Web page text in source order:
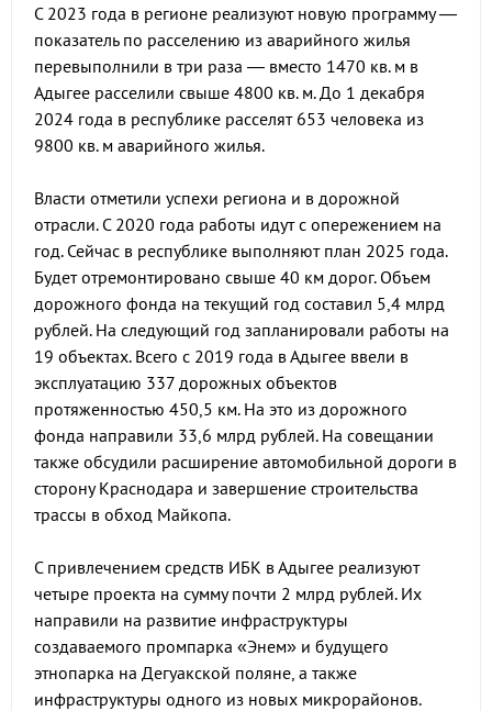
С 2023 года в регионе реализуют новую программу —
показатель по расселению из аварийного жилья
перевыполнили в три раза — вместо 1470 кв. м в
Адыгее расселили свыше 4800 кв. м. До 1 декабря
2024 года в республике расселят 653 человека из
9800 кв. м аварийного жилья.
Власти отметили успехи региона и в дорожной
отрасли. С 2020 года работы идут с опережением на
год. Сейчас в республике выполняют план 2025 года.
Будет отремонтировано свыше 40 км дорог. Объем
дорожного фонда на текущий год составил 5,4 млрд
рублей. На следующий год запланировали работы на
19 объектах. Всего с 2019 года в Адыгее ввели в
эксплуатацию 337 дорожных объектов
протяженностью 450,5 км. На это из дорожного
фонда направили 33,6 млрд рублей. На совещании
также обсудили расширение автомобильной дороги в
сторону Краснодара и завершение строительства
трассы в обход Майкопа.
С привлечением средств ИБК в Адыгее реализуют
четыре проекта на сумму почти 2 млрд рублей. Их
направили на развитие инфраструктуры
создаваемого промпарка «Энем» и будущего
этнопарка на Дегуакской поляне, а также
инфраструктуры одного из новых микрорайонов.